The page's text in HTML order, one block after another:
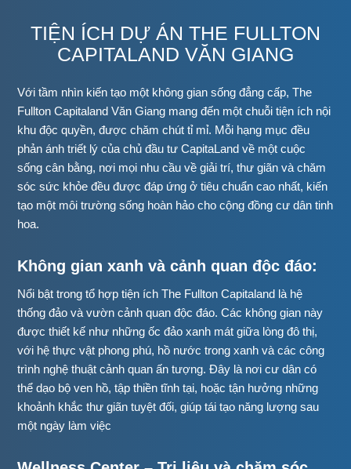
TIỆN ÍCH DỰ ÁN THE FULLTON
CAPITALAND VĂN GIANG
Với tầm nhìn kiến tạo một không gian sống đẳng cấp, The
Fullton Capitaland Văn Giang mang đến một chuỗi tiện ích nội
khu độc quyền, được chăm chút tỉ mỉ. Mỗi hạng mục đều
phản ánh triết lý của chủ đầu tư CapitaLand về một cuộc
sống cân bằng, nơi mọi nhu cầu về giải trí, thư giãn và chăm
sóc sức khỏe đều được đáp ứng ở tiêu chuẩn cao nhất, kiến
tạo một môi trường sống hoàn hảo cho cộng đồng cư dân tinh
hoa.
Không gian xanh và cảnh quan độc đáo:
Nổi bật trong tổ hợp tiện ích The Fullton Capitaland là hệ
thống đảo và vườn cảnh quan độc đáo. Các không gian này
được thiết kế như những ốc đảo xanh mát giữa lòng đô thị,
với hệ thực vật phong phú, hồ nước trong xanh và các công
trình nghệ thuật cảnh quan ấn tượng. Đây là nơi cư dân có
thể dạo bộ ven hồ, tập thiền tĩnh tại, hoặc tận hưởng những
khoảnh khắc thư giãn tuyệt đối, giúp tái tạo năng lượng sau
một ngày làm việc